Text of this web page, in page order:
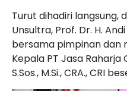
Turut dihadiri langsung,
Unsultra, Prof. Dr. H.
bersama pimpinan dan
Kepala PT Jasa Raharja
S.Sos., M.Si., CRA., CRI